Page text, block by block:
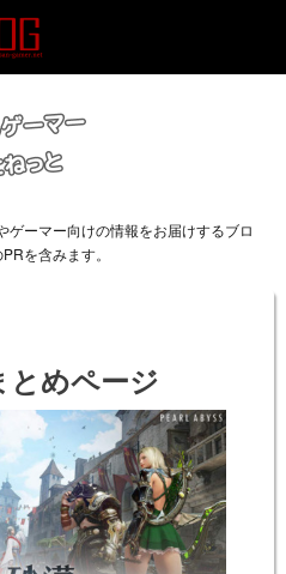
ゲーマー向けの情報をお届けするブロ
を含みます。
とめページ